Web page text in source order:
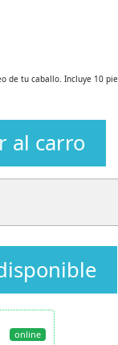
de tu caballo. Incluye 10
al carro
online